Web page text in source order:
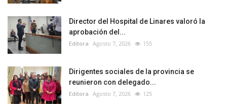
Director del Hospital de Linares valoró la
aprobación del...
Editora Agosto 7, 2026 155
Dirigentes sociales de la provincia se
reunieron con delegado...
Editora Agosto 7, 2026 125